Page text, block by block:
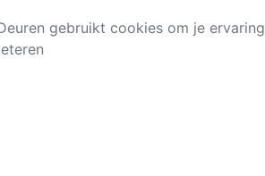
gebruikt cookies om je ervaring